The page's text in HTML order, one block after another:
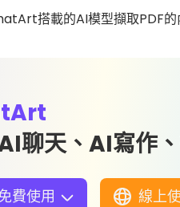
搭載的AI模型擷取PDF
聊天、AI寫作
費使用 線上